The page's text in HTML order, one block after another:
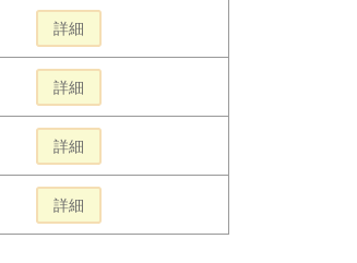
詳細
詳細
詳細
詳細